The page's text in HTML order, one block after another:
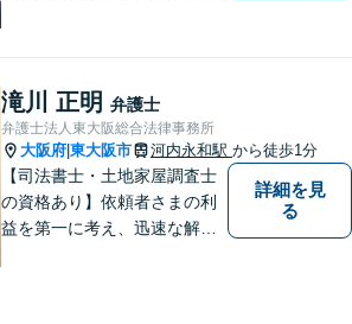
で頼れる弁護士を目指しま
す。【休日相談可】【今福鶴
見駅2分】
滝川 正明 弁護士
弁護士法人東大阪総合法律事務所
大阪府 東大阪市 河内永和駅 から徒歩1分
【司法書士・土地家屋調査士
の資格あり】依頼者さまの利
益を第一に考え、迅速な解決
詳細を見
る